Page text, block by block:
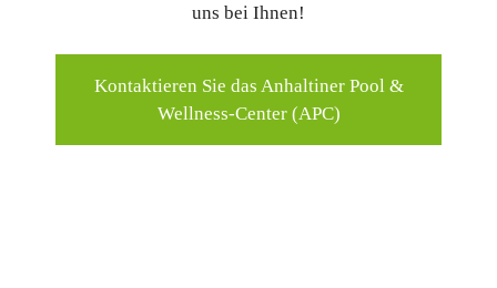
uns bei Ihnen!
Kontaktieren Sie das Anhaltiner Pool &
Wellness-Center (APC)